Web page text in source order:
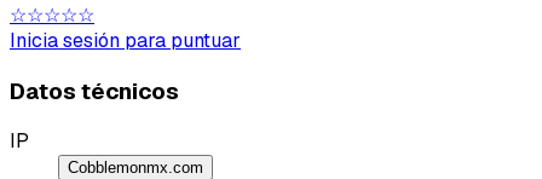
☆☆☆☆☆
Inicia sesión para puntuar
Datos técnicos
IP
Cobblemonmx.com